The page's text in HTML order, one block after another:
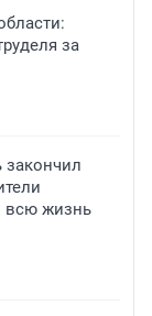
за
всю жизнь